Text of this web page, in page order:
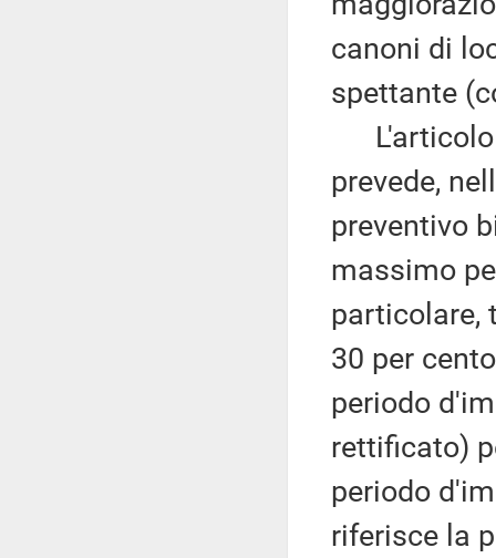
canoni di
spettante
L'articolo
prevede,
preventivo
massimo
particolare,
30 per
periodo
rettificato)
periodo
riferisce la